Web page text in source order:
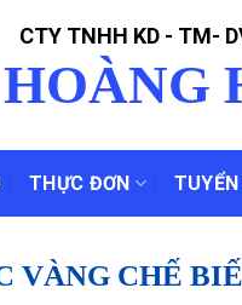
CTY TNHH KD - TM-
HOÀNG
THỰC ĐƠN
VÀNG CHẾ